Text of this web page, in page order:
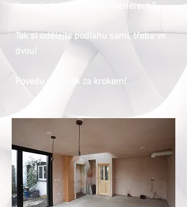
řemeslnými pracemi v interiérech?
Tak si udělejte podlahu sami, třeba ve
dvou!
Povedu vás krok za krokem!